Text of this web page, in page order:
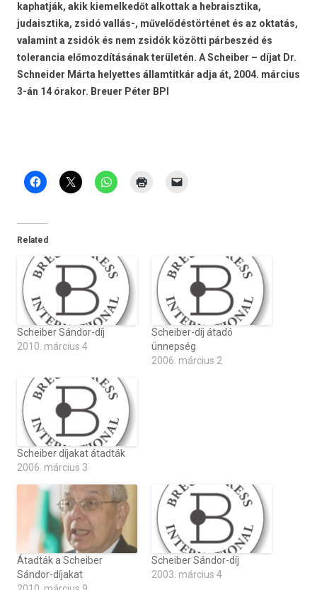
kaphatják, akik kiemelkedőt alkottak a hebraisztika,
judaisztika, zsidó vallás-, művelődéstörténet és az oktatás,
valamint a zsidók és nem zsidók közötti párbeszéd és
tolerancia előmozdításának területén. A Scheiber – díjat Dr.
Schneider Márta helyettes államtitkár adja át, 2004. március
3-án 14 órakor. Breuer Péter BPI
Related
Scheiber Sándor-díj
2010. március 4
Scheiber-díj átadó
ünnepség
2006. március 2
Scheiber díjakat átadták
2006. március 3
Átadták a Scheiber
Sándor-díjakat
Scheiber Sándor-díj
2003. március 4